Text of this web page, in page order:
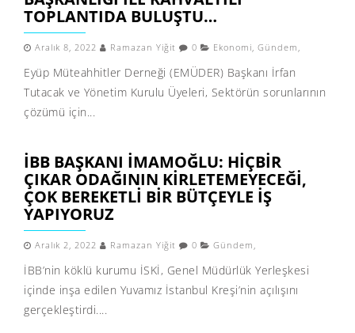
TOPLANTIDA BULUŞTU…
Aralık 8, 2022 Ramazan Yiğit 0 Ekonomi, Gündem ,
Eyüp Müteahhitler Derneği (EMÜDER) Başkanı İrfan
Tutacak ve Yönetim Kurulu Üyeleri, Sektörün sorunlarının
çözümü için...
İBB BAŞKANI İMAMOĞLU: HIÇBIR
ÇIKAR ODAĞININ KIRLETEMEYECEĞI,
ÇOK BEREKETLI BIR BÜTÇEYLE IŞ
YAPIYORUZ
Aralık 2, 2022 Ramazan Yiğit 0 Gündem ,
İBB’nin köklü kurumu İSKİ, Genel Müdürlük Yerleşkesi
içinde inşa edilen Yuvamız İstanbul Kreşi’nin açılışını
gerçekleştirdi....